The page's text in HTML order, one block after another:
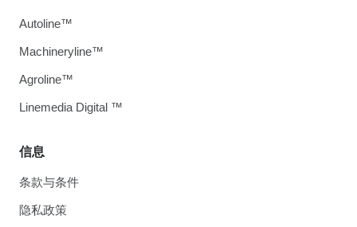
信息
条款与条件
隐私政策
Autoline™
Machineryline™
Agroline™
Linemedia Digital ™